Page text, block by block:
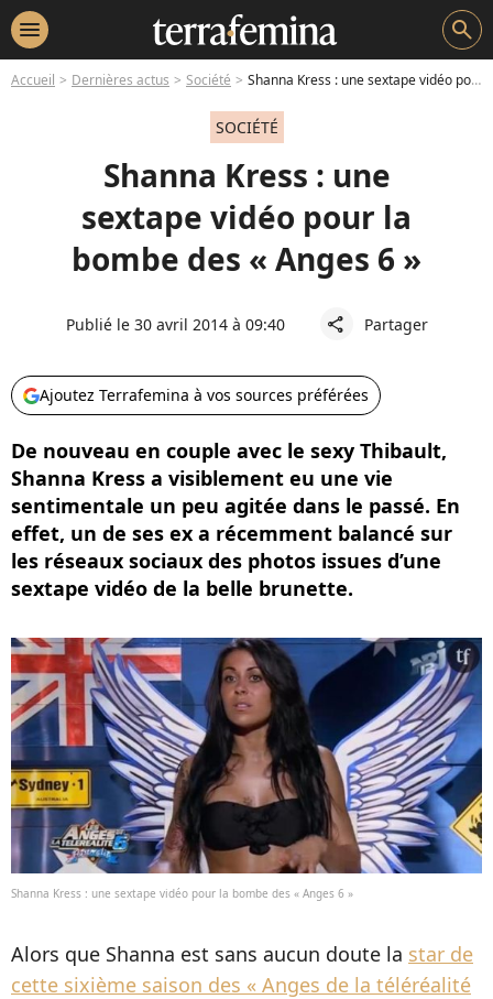
menu search
Accueil Dernières actus Société Shanna Kress : une sextape vidéo pour la bombe des « Anges 6 »
SOCIÉTÉ
Shanna Kress : une
sextape vidéo pour la
bombe des « Anges 6 »
Publié le 30 avril 2014 à 09:40 share Partager
Ajoutez Terrafemina à vos sources préférées
De nouveau en couple avec le sexy Thibault,
Shanna Kress a visiblement eu une vie
sentimentale un peu agitée dans le passé. En
effet, un de ses ex a récemment balancé sur
les réseaux sociaux des photos issues d’une
sextape vidéo de la belle brunette.
Shanna Kress : une sextape vidéo pour la bombe des « Anges 6 »
Alors que Shanna est sans aucun doute la star de
cette sixième saison des « Anges de la téléréalité